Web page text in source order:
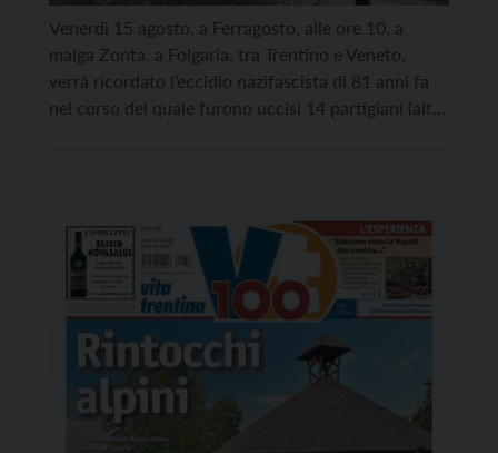
Venerdì 15 agosto, a Ferragosto, alle ore 10, a
malga Zonta, a Folgaria, tra Trentino e Veneto,
verrà ricordato l’eccidio nazifascista di 81 anni fa
nel corso del quale furono uccisi 14 partigiani (altre